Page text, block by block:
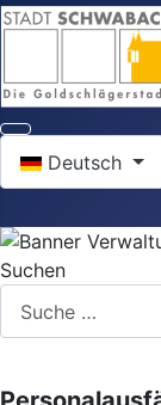
Deutsch
Suchen